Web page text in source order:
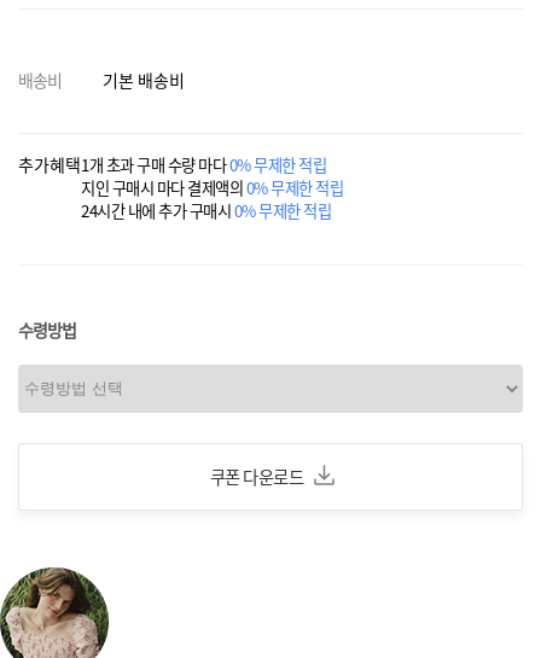
배송비 기본 배송비
추가혜택1개 초과 구매 수량 마다0% 무제한 적립
지인 구매시 마다 결제액의0% 무제한 적립
24시간 내에 추가 구매시0% 무제한 적립
수령방법
쿠폰 다운로드